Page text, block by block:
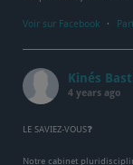
Voir sur Facebook ·
Kinés
4 years ago
LE SAVIEZ-VOUS❓
Notre cabinet